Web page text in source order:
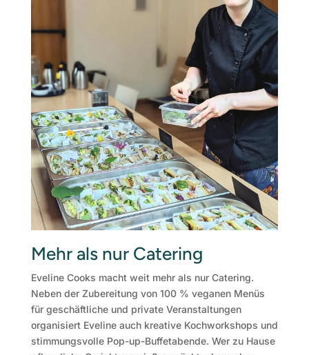
Mehr als nur Catering
Eveline Cooks macht weit mehr als nur Catering.
Neben der Zubereitung von 100 % veganen Menüs
für geschäftliche und private Veranstaltungen
organisiert Eveline auch kreative Kochworkshops und
stimmungsvolle Pop-up-Buffetabende. Wer zu Hause